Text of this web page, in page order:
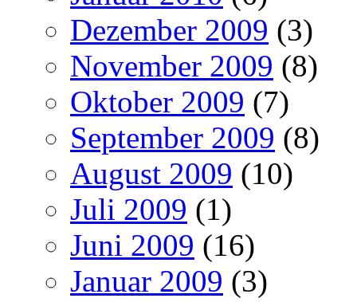
Dezember 2009 (3)
November 2009 (8)
Oktober 2009 (7)
September 2009 (8)
August 2009 (10)
Juli 2009 (1)
Juni 2009 (16)
Januar 2009 (3)